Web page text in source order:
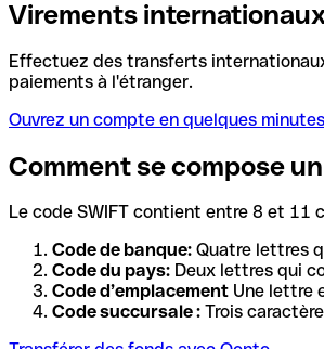
Virements
Effectuez des transferts
paiements à l'étranger.
Ouvrez un compte en quelques minutes
Comment se compose
Le code SWIFT contient entre 8 et 11
Code de banque: Quatre lettres
Code du pays: Deux lettres qui
Code d’emplacement Une lettre
Code succursale : Trois